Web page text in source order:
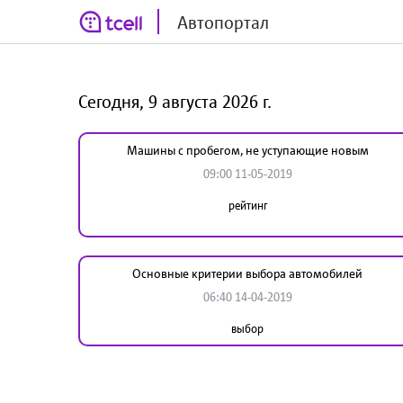
Автопортал
Сегодня, 9 августа 2026 г.
Машины с пробегом, не уступающие новым
09:00 11-05-2019
рейтинг
Основные критерии выбора автомобилей
06:40 14-04-2019
выбор